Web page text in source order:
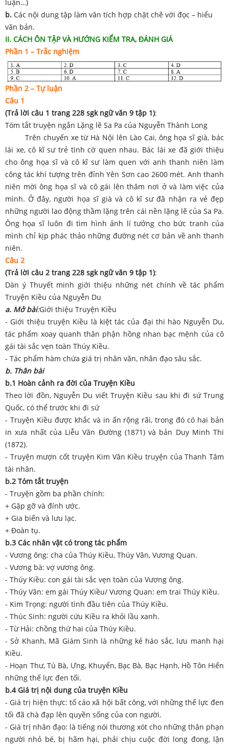
luận…)
b. Các nội dung tập làm văn tích hợp chặt chẽ với đọc – hiểu
văn bản.
II. CÁCH ÔN TẬP VÀ HƯỚNG KIỂM TRA, ĐÁNH GIÁ
Phần 1 – Trắc nghiệm
Phần 2 – Tự luận
Câu 1
(Trả lời câu 1 trang 228 sgk ngữ văn 9 tập 1):
Tóm tắt truyện ngắn Lặng lẽ Sa Pa của Nguyễn Thành Long
Trên chuyến xe từ Hà Nội lên Lào Cai, ông họa sĩ già, bác
lái xe, cô kĩ sư trẻ tình cờ quen nhau. Bác lái xe đã giới thiệu
cho ông họa sĩ và cô kĩ sư làm quen với anh thanh niên làm
công tác khí tượng trên đỉnh Yên Sơn cao 2600 mét. Anh thanh
niên mời ông họa sĩ và cô gái lên thăm nơi ở và làm việc của
mình. Ở đây, người họa sĩ già và cô kĩ sư đã nhận ra vẻ đẹp
những người lao động thầm lặng trên cái nền lặng lẽ của Sa Pa.
Ông họa sĩ luôn đi tìm hình ảnh lí tưởng cho bức tranh của
mình chỉ kịp phác thảo những đường nét cơ bản về anh thanh
niên.
Câu 2
(Trả lời câu 2 trang 228 sgk ngữ văn 9 tập 1):
Dàn ý Thuyết minh giới thiệu những nét chính về tác phẩm
Truyện Kiều của Nguyễn Du
a. Mở bài:Giới thiệu Truyện Kiều
- Giới thiệu truyện Kiều là kiệt tác của đại thi hào Nguyễn Du,
tác phẩm xoay quanh thân phận hồng nhan bạc mệnh của cô
gái tài sắc vẹn toàn Thúy Kiều.
- Tác phẩm hàm chứa giá trị nhân văn, nhân đạo sâu sắc.
b. Thân bài
b.1 Hoàn cảnh ra đời của Truyện Kiều
Theo lời đồn, Nguyễn Du viết Truyện Kiều sau khi đi sứ Trung
Quốc, có thể trước khi đi sứ
- Truyện Kiều được khắc và in ấn rộng rãi, trong đó có hai bản
in xưa nhất của Liễu Văn Đường (1871) và bản Duy Minh Thi
(1872).
- Truyện mượn cốt truyện Kim Vân Kiều truyện của Thanh Tâm
tài nhân.
b.2 Tóm tắt truyện
- Truyện gồm ba phần chính:
+ Gặp gỡ và đính ước.
+ Gia biến và lưu lạc.
+ Đoàn tụ.
b.3 Các nhân vật có trong tác phẩm
- Vương ông: cha của Thúy Kiều, Thúy Vân, Vương Quan.
- Vương bà: vợ vương ông.
- Thúy Kiều: con gái tài sắc vẹn toàn của Vương ông.
- Thúy Vân: em gái Thúy Kiều/ Vương Quan: em trai Thúy Kiều.
- Kim Trọng: người tình đầu tiên của Thúy Kiều.
- Thúc Sinh: người cứu Kiều ra khỏi lầu xanh.
- Từ Hải: chồng thứ hai của Thúy Kiều.
- Sở Khanh, Mã Giám Sinh là những kẻ háo sắc, lưu manh hại
Kiều.
- Hoạn Thư, Tú Bà, Ưng, Khuyển, Bạc Bà, Bạc Hạnh, Hồ Tôn Hiến
những thế lực đen tối.
b.4 Giá trị nội dung của truyện Kiều
- Giá trị hiện thực: tố cáo xã hội bất công, với những thế lực đen
tối đã chà đạp lên quyền sống của con người.
- Giá trị nhân đạo: là tiếng nói thương xót cho những thân phạn
người nhỏ bé, bị hãm hại, phải chịu cuộc đời long đong, lận